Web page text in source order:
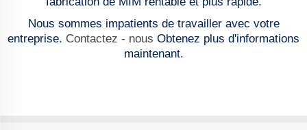
Nous sommes impatients de travailler avec votre
entreprise. Contactez - nous Obtenez plus d'informations
maintenant.